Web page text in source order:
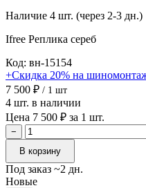
Наличие 4 шт. (через 2-3 дн.)
Ifree Реплика сереб
Код: вн-15154
+Скидка 20% на
7 500 ₽ / 1 шт
4 шт. в наличии
Цена 7 500 ₽ за 1 шт.
−
В корзину
Под заказ ~2 дн.
Новые